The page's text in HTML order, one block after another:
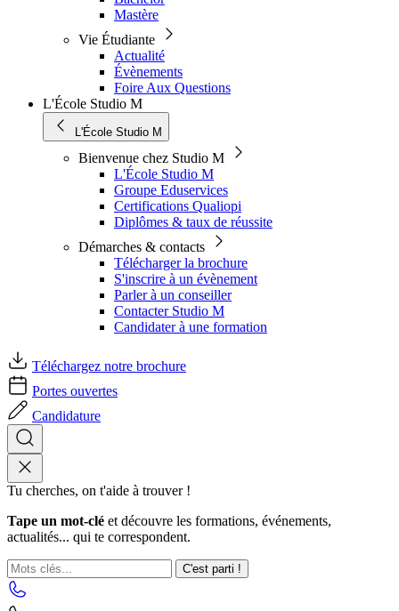
Mastère
Vie Étudiante
Actualité
Évènements
Foire Aux Questions
L'École Studio M
L'École Studio M
Bienvenue chez Studio M
L'École Studio M
Groupe Eduservices
Certifications Qualiopi
Diplômes & taux de réussite
Démarches & contacts
Télécharger la brochure
S'inscrire à un évènement
Parler à un conseiller
Contacter Studio M
Candidater à une formation
Téléchargez notre brochure
Portes ouvertes
Candidature
Tu cherches, on t'aide à trouver !
Tape un mot-clé et découvre les formations, événements,
actualités... qui te correspondent.
C'est parti !